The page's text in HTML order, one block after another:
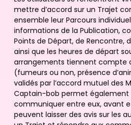
mettre d’accord sur un Trajet
ensemble leur Parcours
informations de la Publication,
Points de Départ, de Rencontre,
ainsi que les heures de départ
arrangements tiennent compte
(fumeurs ou non, présence
validés par l’accord mutuel des
Captain-bob permet également
communiquer entre eux, avant
peuvent laisser des avis sur les